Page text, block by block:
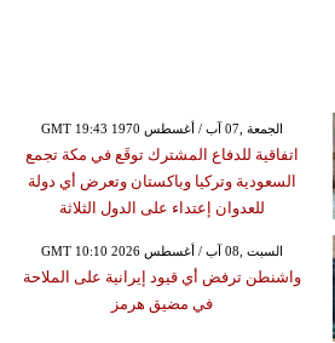
GMT 19:43 1970 الجمعة ,07 آب / أغسطس
اتفاقية للدفاع المشترك توقَع في مكة تجمع
السعودية وتركيا وباكستان وتعرض أي دولة
للعدوان إعتداء على الدول الثلاثة
GMT 10:10 2026 السبت ,08 آب / أغسطس
واشنطن ترفض أي قيود إيرانية على الملاحة
في مضيق هرمز